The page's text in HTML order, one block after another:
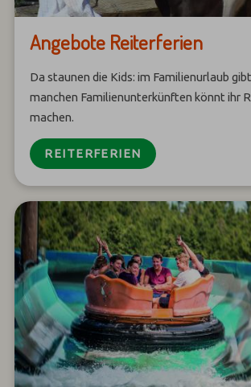
Angebote Reiterferien
Da staunen die Kids: im Familienurlaub
manchen Familienunterkünften könnt ihr
machen.
REITERFERIEN